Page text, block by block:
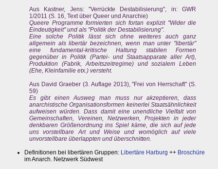
Aus Kastner, Jens: "Verrückte Destabilisierung", in: GWR
1/2011 (S. 16, Text über Queer und Anarchie)
Queere Programme formierten sich fortan explizit "Wider die
Eindeutigkeit" und als "Politik der Destabilisierung".
Eine solche Politik lässt sich ohne weiteres auch ganz
allgemein als libertär bezeichnen, wenn man unter "libertär"
eine fundamental-kritische Haltung stabilen Formen
gegenüber in Politik (Partei- und Staatsapparate aller Art),
Produktion (Fabrik, Arbeitszeitregime) und sozialem Leben
(Ehe, Kleinfamilie etx.) versteht.
Aus David Graeber (3. Auflage 2013), "Frei von Herrschaft" (S.
59)
Es gibt einen Ausweg man muss nur akzeptieren, dass
anarchistische Organisationsformen keinerlei Staatsähnlichkeit
aufweisen würden. Dass damit eine unendliche Vielfalt von
Gemeinschaften, Vereinen, Netzwerken, Projekten in jeder
denkbaren Größenordnung ins Spiel käme, die sich auf jede
uns vorstellbare Art und Weise und womöglich auf viele
unvorstellbare überlappten und überschnitten.
Definitionen bei libertären Gruppen: Libertäre Harburg ++ Broschüre
im Anarch. Netzwerk Südwest